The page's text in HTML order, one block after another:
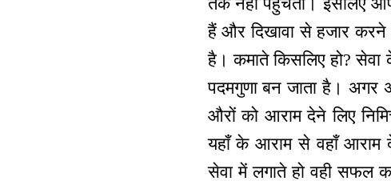
हैं और दिखावा से हजार करने
है। कमाते किसलिए हो?
पदमगुणा बन जाता है। अगर
औरों को आराम देने लिए
यहाँ के आराम से वहाँ आराम
सेवा में लगाते हो वही सफल